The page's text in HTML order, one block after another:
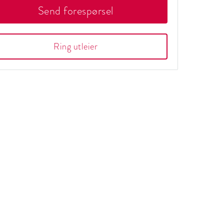
Send forespørsel
Ring utleier